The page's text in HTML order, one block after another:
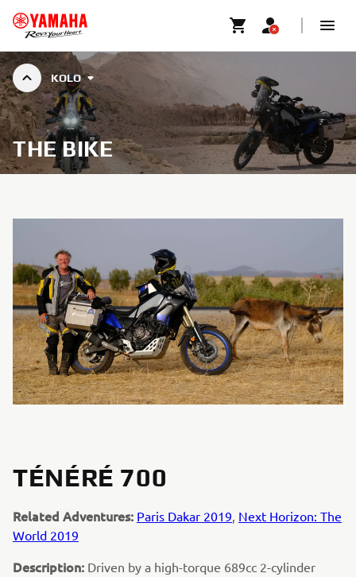
KOLO
THE BIKE
TÉNÉRÉ 700
Related Adventures: Paris Dakar 2019, Next Horizon: The
World 2019
Description: Driven by a high-torque 689cc 2-cylinder